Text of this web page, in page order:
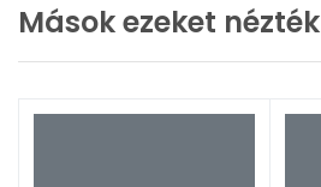
Mások ezeket nézték